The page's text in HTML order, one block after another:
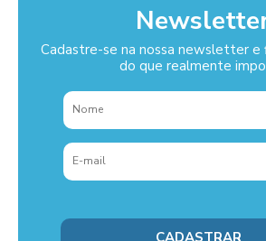
Cadastre-se na nossa newsletter
do que realmente